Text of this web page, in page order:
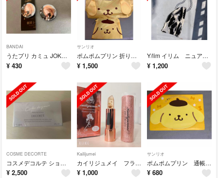
BANDAI
うたプリ カミュ JOKERTRAP 缶バッジ
¥ 430
サンリオ
ポムポムプリン 折りたたみボストンバッグ トート エコバッグ ポーチ セット
¥ 1,500
Y/lim イリム ニュアンス柄 ニットトートバッグ 取り外し可能
¥ 1,200
COSME DECORTE
コスメデコルテ ショップバッグ付き
¥ 2,500
Kailijumei
カイリジュメイ フラワーリップ 日本限定ピンクゴールドパッケージ
¥ 1,000
サンリオ
ポムポムプリン 通帳ケース ファイル
¥ 680